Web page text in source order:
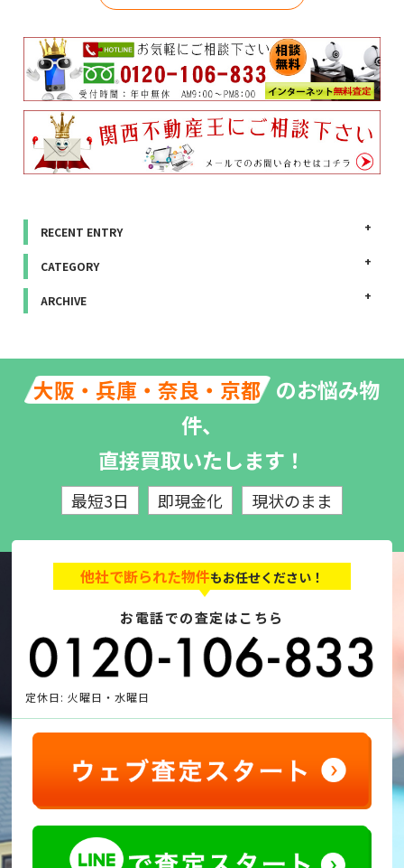
RECENT ENTRY
CATEGORY
ARCHIVE
大阪・兵庫・奈良・京都 のお悩み物
件、
直接買取いたします！
最短3日 即現金化 現状のまま
他社で断られた物件もお任せください！
お電話での査定はこちら
定休日: 火曜日・水曜日